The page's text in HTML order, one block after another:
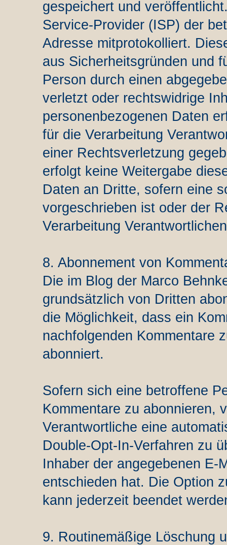
gespeichert und
Service-Provider (ISP) der
Adresse mitprotokolliert.
aus Sicherheitsgründen und
Person durch einen
verletzt oder rechtswidrige
personenbezogenen Daten
für die Verarbeitung
einer Rechtsverletzung
erfolgt keine Weitergabe
Daten an Dritte, sofern eine
vorgeschrieben ist oder der
Verarbeitung
8. Abonnement von
Die im Blog der Marco
grundsätzlich von Dritten
die Möglichkeit, dass ein
nachfolgenden Kommentare
abonniert.
Sofern sich eine betroffene
Kommentare zu abonnieren,
Verantwortliche eine
Double-Opt-In-Verfahren zu
Inhaber der angegebenen E-
entschieden hat. Die Option
kann jederzeit beendet
9. Routinemäßige Löschung